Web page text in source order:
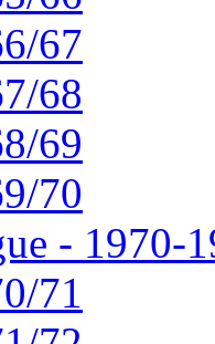
67
68
69
70
- 1970-
71